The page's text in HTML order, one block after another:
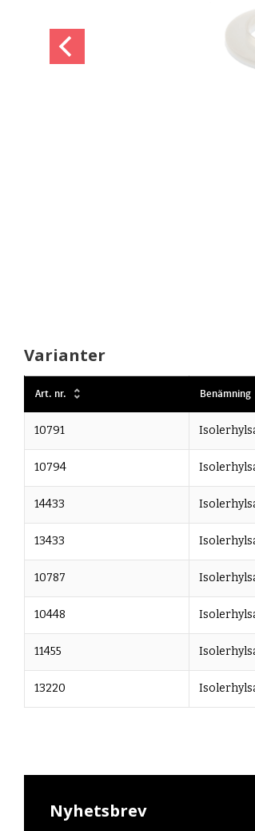
Varianter
Art. nr. Benämning
10791
10794
14433
13433
10787
10448
11455
13220
Nyhetsbrev